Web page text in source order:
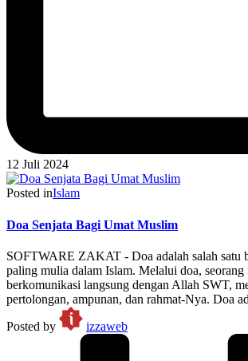
12 Juli 2024
Posted inIslam
Doa Senjata Bagi Umat Muslim
SOFTWARE ZAKAT - Doa adalah salah satu
paling mulia dalam Islam. Melalui doa, seorang
berkomunikasi langsung dengan Allah SWT,
pertolongan, ampunan, dan rahmat-Nya. Doa
Posted by
izzaweb